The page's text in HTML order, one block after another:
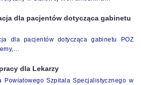
dla pacjentów dotycząca gabinetu
dla pacjentów dotycząca gabinetu POZ
dla Lekarzy
Powiatowego Szpitala Specjalistycznego w